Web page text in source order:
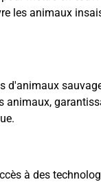
les animaux
animaux,
à des